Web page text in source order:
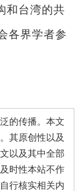
和台湾的共
各界学者参
的传播。本文
其原创性以及
以及其中全部
时性本站不作
行核实相关内